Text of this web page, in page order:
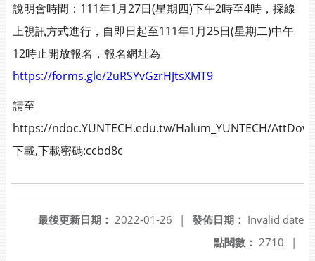
說明會時間：111年1月27日(星期四)下午2時至4時，採線
上視訊方式進行，自即日起至111年1月25日(星期二)中午
12時止開放報名，報名網址為
https://forms.gle/2uRSYvGzrHJtsXMT9
請至
https://ndoc.YUNTECH.edu.tw/Halum_YUNTECH/
下載,下載密碼:ccbd8c
發佈日期： Invalid date
最後更新日期： 2022-01-26
|
點閱數： 2710 |